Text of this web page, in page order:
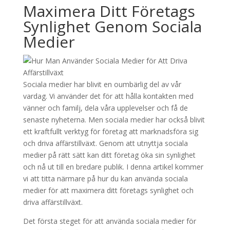
Maximera Ditt Företags
Synlighet Genom Sociala
Medier
Sociala medier har blivit en oumbärlig del av vår
vardag. Vi använder det för att hålla kontakten med
vänner och familj, dela våra upplevelser och få de
senaste nyheterna. Men sociala medier har också blivit
ett kraftfullt verktyg för företag att marknadsföra sig
och driva affärstillväxt. Genom att utnyttja sociala
medier på rätt sätt kan ditt företag öka sin synlighet
och nå ut till en bredare publik. I denna artikel kommer
vi att titta närmare på hur du kan använda sociala
medier för att maximera ditt företags synlighet och
driva affärstillväxt.
Det första steget för att använda sociala medier för